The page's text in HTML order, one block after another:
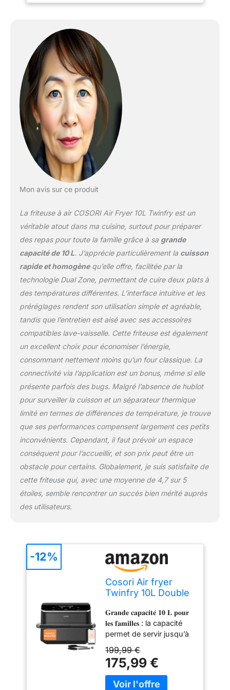
𝐡𝐨𝐦𝐨𝐠𝐞̀𝐧𝐞 𝐠𝐫𝐚̂𝐜𝐞 𝐚̀ 𝐥𝐚 𝐝𝐨𝐮𝐛𝐥𝐞
𝐜𝐡𝐚𝐮𝐟𝐟𝐞 : avec la
technologie 360°
ThermoIQ, les éléments
chauffants situés en
haut et en bas assurent
une cuisson uniforme
sans zones froides.
𝐄𝐜𝐨𝐧𝐨𝐦𝐞 𝐞𝐧 𝐞́𝐧𝐞𝐫𝐠𝐢𝐞 : la
cuisson est 35 % plus
rapide et 66 % plus
Cosori, pour des repas
délicieux prêts en un rien
de temps ! *Test réalisé
avec des saucisses,
comparé à un four
traditionnel. Les résultats
peuvent varier. 𝐉𝐮𝐬𝐪𝐮’𝐚̀ 𝟗𝟓
% 𝐝’𝐡𝐮𝐢𝐥𝐞 𝐞𝐧 𝐦𝐨𝐢𝐧𝐬 :
croustillants et
gourmands grâce à une
circulation rapide d’air
chaud, pour cuire vos
peu ou pas d’ajout de
matière grasse. 𝐋𝐞𝐬
𝐟𝐨𝐧𝐜𝐭𝐢𝐨𝐧𝐬 𝐝𝐞 𝐜𝐮𝐢𝐬𝐬𝐨𝐧
𝐩𝐫𝐞́𝐞𝐧𝐫𝐞𝐠𝐢𝐬𝐭𝐫𝐞́𝐬 : les 5
programmes disponibles
— air fryer, rôtir, griller,
cuire au four et
réchauffer — pour
réaliser une grande
variété de plats
savoureux. 𝐂𝐮𝐢𝐬𝐢𝐧𝐞
𝐢𝐧𝐭𝐞𝐥𝐥𝐢𝐠𝐞𝐧𝐭𝐞 : accédez à
plus de 70 recettes
commandes connectées
et des réglages simplifiés
pour des repas
savoureux en toute
𝐒𝐘𝐍𝐂 𝐞𝐭 𝐌𝐚𝐭𝐜𝐡 𝐩𝐨𝐮𝐫
𝐃𝐢𝐟𝐟𝐞́𝐫𝐞𝐧𝐭𝐬 𝐀𝐥𝐢𝐦𝐞𝐧𝐭𝐬 : Pour
les réglages de
température et de temps
des différents ingrédients
, SYNC peut se
synchroniser les aliments
Mon avis sur ce produit
La friteuse à air COSORI Air Fryer 10L Twinfry est un
véritable atout dans ma cuisine, surtout pour préparer
des repas pour toute la famille grâce à sa grande
capacité de 10 L. J’apprécie particulièrement la cuisson
rapide et homogènequ’elle offre, facilitée par la
technologie Dual Zone, permettant de cuire deux plats à
des températures différentes. L’interface intuitive et les
préréglages rendent son utilisation simple et agréable,
tandis que l’entretien est aisé avec ses accessoires
compatibles lave-vaisselle. Cette friteuse est également
un excellent choix pour économiser l’énergie,
consommant nettement moins qu’un four classique. La
connectivité via l’application est un bonus, même si elle
présente parfois des bugs. Malgré l’absence de hublot
pour surveiller la cuisson et un séparateur thermique
limité en termes de différences de température, je trouve
que ses performances compensent largement ces petits
inconvénients. Cependant, il faut prévoir un espace
conséquent pour l’accueillir, et son prix peut être un
obstacle pour certains. Globalement, je suis satisfaite de
cette friteuse qui, avec une moyenne de 4,7 sur 5
étoiles, semble rencontrer un succès bien mérité auprès
des utilisateurs.
Cosori Air fryer
Twinfry 10L Double
𝐆𝐫𝐚𝐧𝐝𝐞 𝐜𝐚𝐩𝐚𝐜𝐢𝐭𝐞́ 𝟏𝟎 𝐋 𝐩𝐨𝐮𝐫
𝐥𝐞𝐬 𝐟𝐚𝐦𝐢𝐥𝐥𝐞𝐬 : la capacité
permet de servir jusqu’à
papilles de vos proches
et de vos invités.
𝐂𝐨𝐧𝐜𝐞𝐩𝐭𝐢𝐨𝐧 𝐦𝐨𝐝𝐮𝐥𝐚𝐛𝐥𝐞 𝐞𝐧
𝐩𝐚𝐧𝐢𝐞𝐫 𝐬𝐢𝐦𝐩𝐥𝐞 𝐨𝐮 𝐝𝐨𝐮𝐛𝐥𝐞 : le
199,99 €
175,99 €
-12%